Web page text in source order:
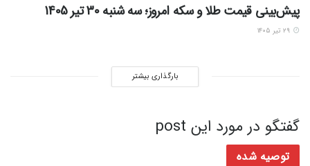
پیش‌بینی قیمت طلا و سکه امروز؛ سه شنبه 30 تیر 1405
بارگذاری بیشتر
گفتگو در مورد این post
توصیه شده